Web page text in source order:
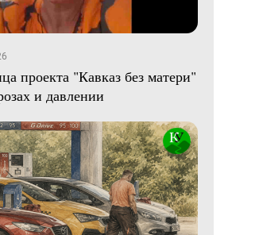
проекта "Кавказ без матери"
и давлении